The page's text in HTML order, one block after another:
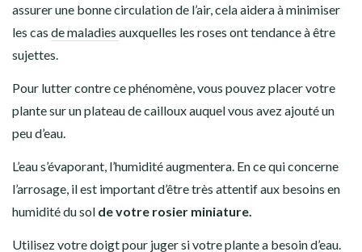
assurer une bonne circulation de l’air, cela aidera à minimiser
les cas de maladies auxquelles les roses ont tendance à être
sujettes.
Pour lutter contre ce phénomène, vous pouvez placer votre
plante sur un plateau de cailloux auquel vous avez ajouté un
peu d’eau.
L’eau s’évaporant, l’humidité augmentera. En ce qui concerne
l’arrosage, il est important d’être très attentif aux besoins en
humidité du sol de votre rosier miniature.
Utilisez votre doigt pour juger si votre plante a besoin d’eau.